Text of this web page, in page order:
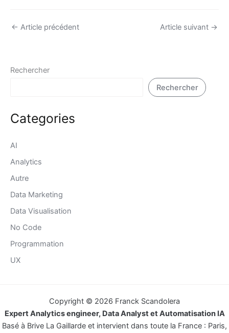
← Article précédent Article suivant →
Rechercher
Rechercher
Categories
AI
Analytics
Autre
Data Marketing
Data Visualisation
No Code
Programmation
UX
Copyright © 2026 Franck Scandolera
Expert Analytics engineer, Data Analyst et Automatisation IA
Basé à Brive La Gaillarde et intervient dans toute la France : Paris,